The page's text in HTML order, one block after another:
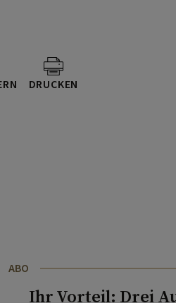
DRUCKEN
ABO
Ihr Vorteil: Drei